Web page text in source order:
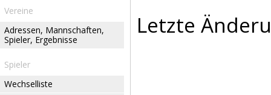
Vereine
Adressen, Mannschaften,
Spieler, Ergebnisse
Spieler
Wechselliste
Letzte